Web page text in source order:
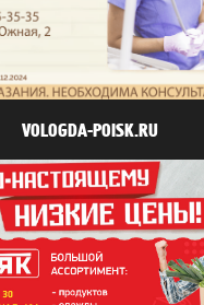
VOLOGDA-POISK.RU